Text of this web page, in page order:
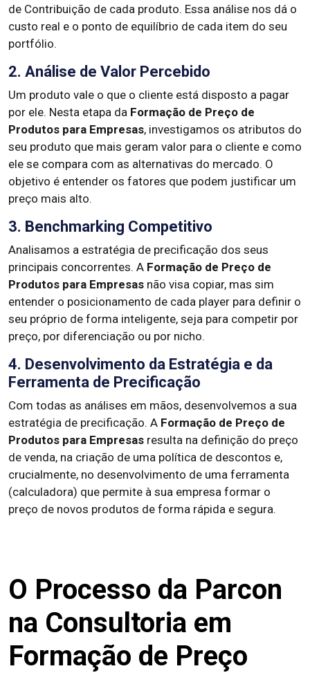
de Contribuição de cada produto. Essa análise nos dá o
custo real e o ponto de equilíbrio de cada item do seu
portfólio.
2. Análise de Valor Percebido
Um produto vale o que o cliente está disposto a pagar
por ele. Nesta etapa da Formação de Preço de
Produtos para Empresas, investigamos os atributos do
seu produto que mais geram valor para o cliente e como
ele se compara com as alternativas do mercado. O
objetivo é entender os fatores que podem justificar um
preço mais alto.
3. Benchmarking Competitivo
Analisamos a estratégia de precificação dos seus
principais concorrentes. A Formação de Preço de
Produtos para Empresas não visa copiar, mas sim
entender o posicionamento de cada player para definir o
seu próprio de forma inteligente, seja para competir por
preço, por diferenciação ou por nicho.
4. Desenvolvimento da Estratégia e da
Ferramenta de Precificação
Com todas as análises em mãos, desenvolvemos a sua
estratégia de precificação. A Formação de Preço de
Produtos para Empresas resulta na definição do preço
de venda, na criação de uma política de descontos e,
crucialmente, no desenvolvimento de uma ferramenta
(calculadora) que permite à sua empresa formar o
preço de novos produtos de forma rápida e segura.
O Processo da Parcon
na Consultoria em
Formação de Preço